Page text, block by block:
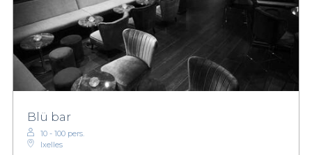
Blü bar
10 - 100 pers.
Ixelles